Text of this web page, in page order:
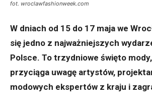
fot. wroclawfashionweek.com
W dniach od 15 do 17 maja we
się jedno z najważniejszych
Polsce. To trzydniowe święto
przyciąga uwagę artystów,
modowych ekspertów z kraju i